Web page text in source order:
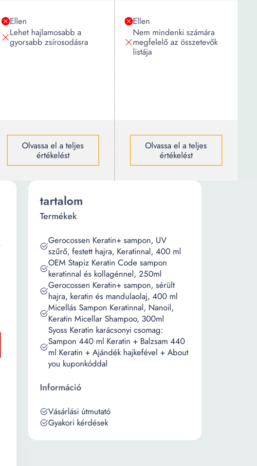
Ellen
Lehet hajlamosabb a
gyorsabb zsírosodásra
Olvassa el a teljes
értékelést
Ellen
Nem mindenki számára
megfelelő az összetevők
listája
Olvassa el a teljes
értékelést
tartalom
Termékek
Gerocossen Keratin+ sampon, UV
szűrő, festett hajra, Keratinnal, 400 ml
OEM Stapiz Keratin Code sampon
keratinnal és kollagénnel, 250ml
Gerocossen Keratin+ sampon, sérült
hajra, keratin és mandulaolaj, 400 ml
Micellás Sampon Keratinnal, Nanoil,
Keratin Micellar Shampoo, 300ml
Syoss Keratin karácsonyi csomag:
Sampon 440 ml Keratin + Balzsam 440
ml Keratin + Ajándék hajkefével + About
you kuponkóddal
Információ
Vásárlási útmutató
Gyakori kérdések